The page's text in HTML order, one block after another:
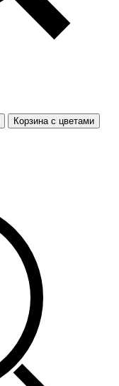
Корзина с цветами